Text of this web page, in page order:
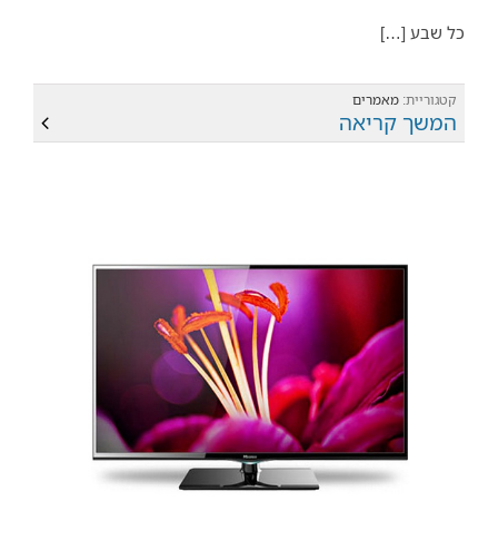
כל שבע […]
קטגוריית: מאמרים
המשך קריאה